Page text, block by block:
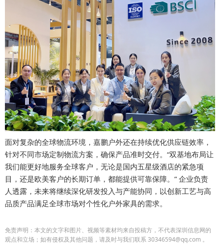
面对复杂的全球物流环境，嘉鹏户外还在持续优化供应链效率，
针对不同市场定制物流方案，确保产品准时交付。“双基地布局让
我们能更好地服务全球客户，无论是国内五星级酒店的紧急项
目，还是欧美客户的长期订单，都能提供可靠保障。” 企业负责
人透露，未来将继续深化研发投入与产能协同，以创新工艺与高
品质产品满足全球市场对个性化户外家具的需求。
免责声明：本文的文字和图片、视频等素材均来自投稿方，不代表深圳信息网的
观点和立场；如有侵权及其他问题，请及时与我们联系 30346594@qq.com 。